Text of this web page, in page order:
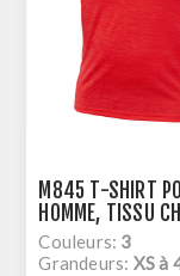
M845 T-SHIRT
HOMME, TISSU
DRY FIT
Couleurs: 3
Grandeurs: XS à